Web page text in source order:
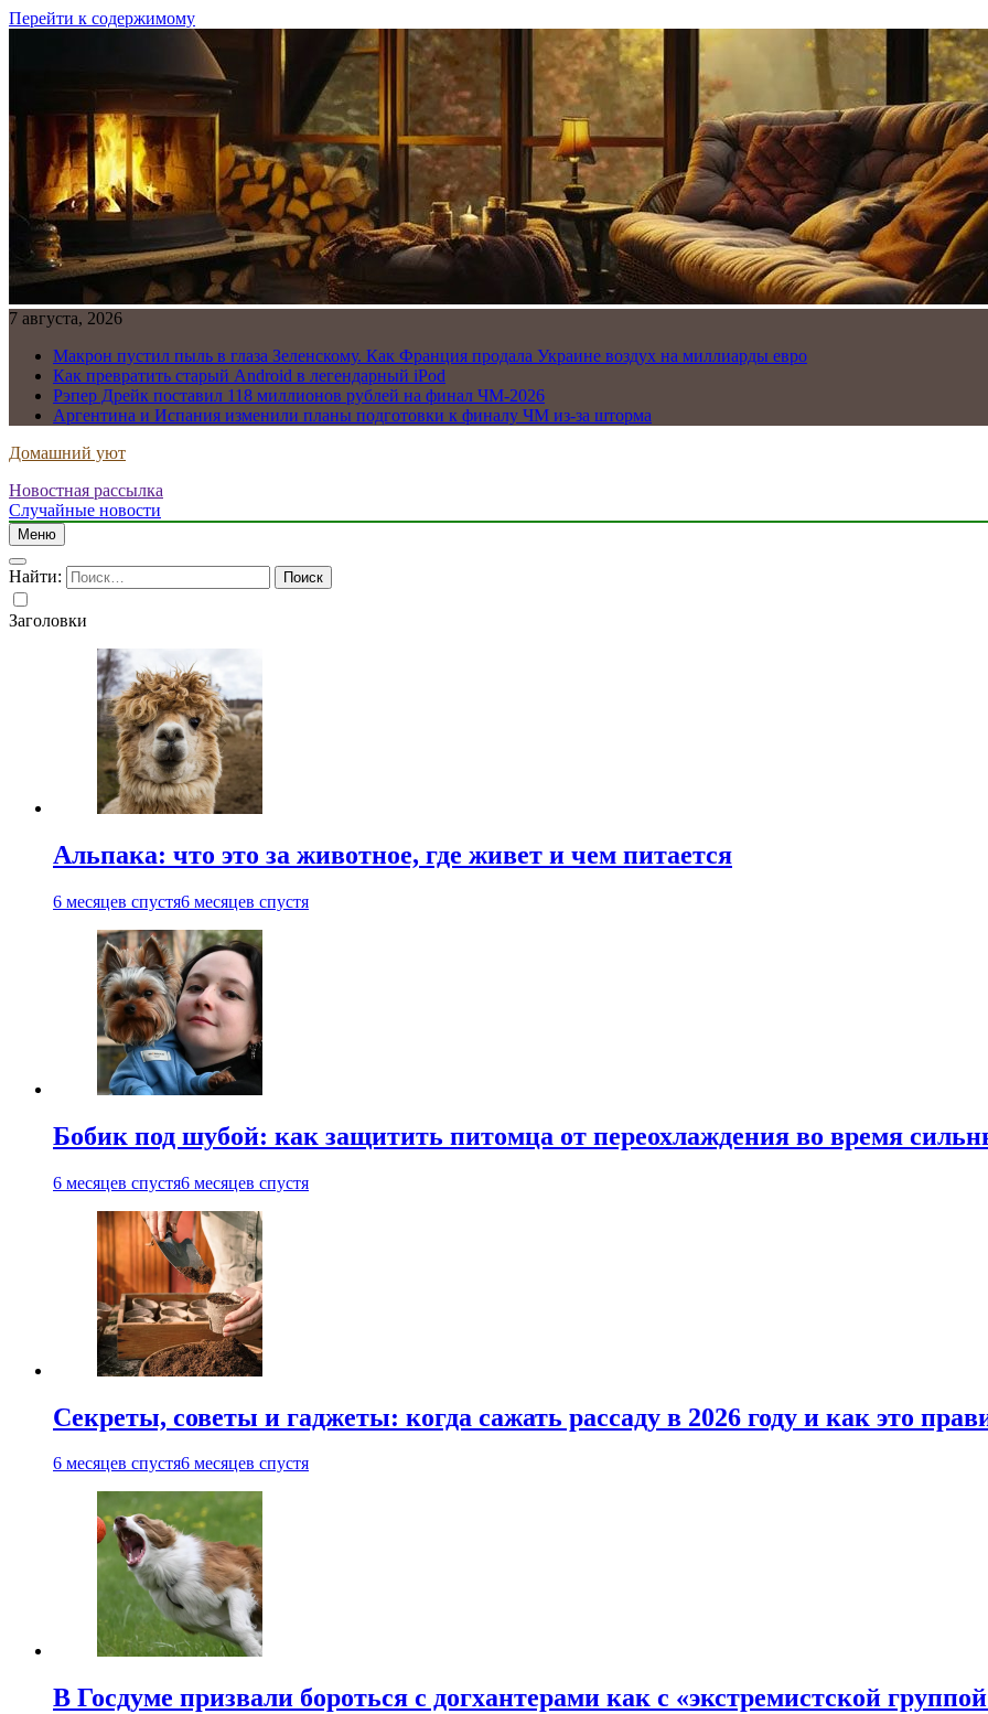
Перейти к содержимому
7 августа, 2026
Макрон пустил пыль в глаза Зеленскому. Как Франция продала Украине воздух на миллиарды евро
Как превратить старый Android в легендарный iPod
Рэпер Дрейк поставил 118 миллионов рублей на финал ЧМ-2026
Аргентина и Испания изменили планы подготовки к финалу ЧМ из-за шторма
Домашний уют
Новостная рассылка
Случайные новости
Меню
Найти:
Заголовки
Альпака: что это за животное, где живет и чем питается
6 месяцев спустя6 месяцев спустя
Бобик под шубой: как защитить питомца от переохлаждения во время
6 месяцев спустя6 месяцев спустя
Секреты, советы и гаджеты: когда сажать рассаду в 2026 году и как это
6 месяцев спустя6 месяцев спустя
В Госдуме призвали бороться с догхантерами как с «экстремистской